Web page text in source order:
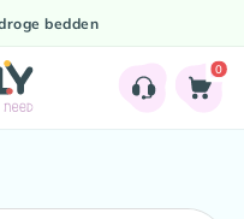
bedden
Winkelwagen
0
artikelen